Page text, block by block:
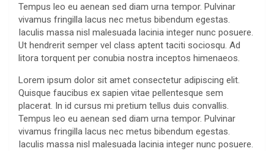
Tempus leo eu aenean sed diam urna tempor. Pulvinar
vivamus fringilla lacus nec metus bibendum egestas.
Iaculis massa nisl malesuada lacinia integer nunc posuere.
Ut hendrerit semper vel class aptent taciti sociosqu. Ad
litora torquent per conubia nostra inceptos himenaeos.
Lorem ipsum dolor sit amet consectetur adipiscing elit.
Quisque faucibus ex sapien vitae pellentesque sem
placerat. In id cursus mi pretium tellus duis convallis.
Tempus leo eu aenean sed diam urna tempor. Pulvinar
vivamus fringilla lacus nec metus bibendum egestas.
Iaculis massa nisl malesuada lacinia integer nunc posuere.